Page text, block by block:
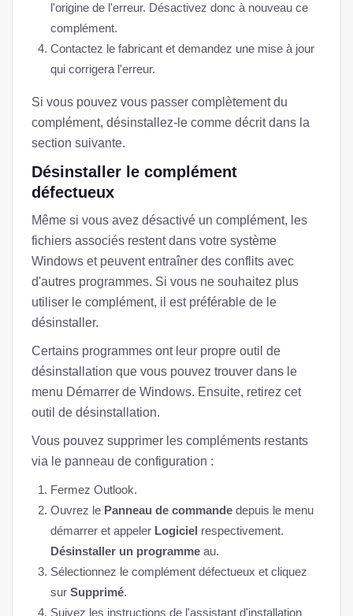
l'origine de l'erreur. Désactivez donc à nouveau ce
complément.
Contactez le fabricant et demandez une mise à jour
qui corrigera l'erreur.
Si vous pouvez vous passer complètement du
complément, désinstallez-le comme décrit dans la
section suivante.
Désinstaller le complément
défectueux
Même si vous avez désactivé un complément, les
fichiers associés restent dans votre système
Windows et peuvent entraîner des conflits avec
d'autres programmes. Si vous ne souhaitez plus
utiliser le complément, il est préférable de le
désinstaller.
Certains programmes ont leur propre outil de
désinstallation que vous pouvez trouver dans le
menu Démarrer de Windows. Ensuite, retirez cet
outil de désinstallation.
Vous pouvez supprimer les compléments restants
via le panneau de configuration :
Fermez Outlook.
Ouvrez le Panneau de commande depuis le menu
démarrer et appeler Logiciel respectivement.
Désinstaller un programme au.
Sélectionnez le complément défectueux et cliquez
sur Supprimé.
Suivez les instructions de l'assistant d'installation